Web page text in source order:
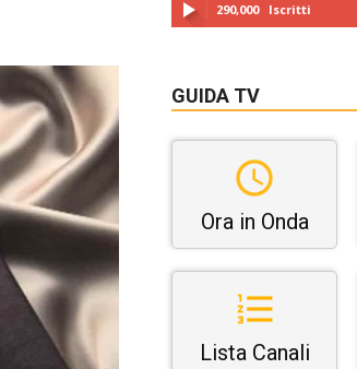
290,000 Iscritti
GUIDA TV
Ora in Onda
Lista Canali